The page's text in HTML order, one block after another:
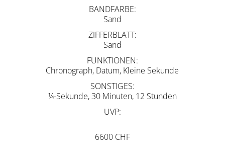
BANDFARBE
Sand
ZIFFERBLATT
Sand
FUNKTIONEN
Chronograph, Datum, Kleine Sekunde
SONSTIGES
¼-Sekunde, 30 Minuten, 12 Stunden
UVP
6600 CHF